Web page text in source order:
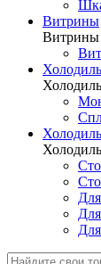
Витрины
Витрины